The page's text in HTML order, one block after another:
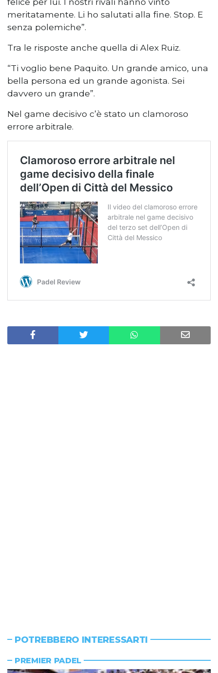
meritatamente. Li ho salutati alla fine. Stop. E
senza polemiche”.
Tra le risposte anche quella di Alex Ruiz.
“Ti voglio bene Paquito. Un grande amico, una
bella persona ed un grande agonista. Sei
davvero un grande”.
Nel game decisivo c’è stato un clamoroso
errore arbitrale.
POTREBBERO INTERESSARTI
PREMIER PADEL